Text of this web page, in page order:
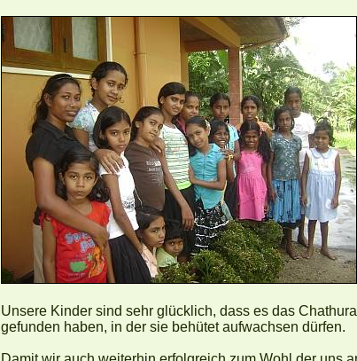
Unsere Kinder sind sehr glücklich, dass es das
gefunden haben, in der sie behütet aufwachsen dürfen.